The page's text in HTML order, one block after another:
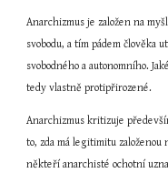
Anarchizmus je založen na
svobodu, a tím pádem člověka
svobodného a autonomního.
tedy vlastně protipřirozené.
Anarchizmus kritizuje
to, zda má legitimitu založenou
někteří anarchisté ochotní